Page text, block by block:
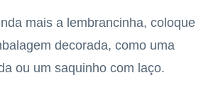
mais a lembrancinha, coloque
decorada, como uma
ou um saquinho com laço.